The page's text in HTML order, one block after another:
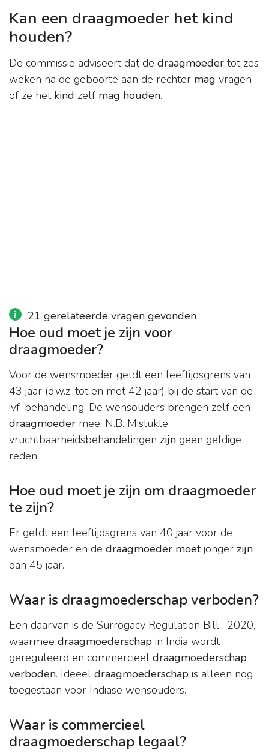
Kan een draagmoeder het kind
houden?
De commissie adviseert dat de draagmoeder tot zes
weken na de geboorte aan de rechter mag vragen
of ze het kind zelf mag houden.
21 gerelateerde vragen gevonden
Hoe oud moet je zijn voor
draagmoeder?
Voor de wensmoeder geldt een leeftijdsgrens van
43 jaar (d.w.z. tot en met 42 jaar) bij de start van de
ivf-behandeling. De wensouders brengen zelf een
draagmoeder mee. N.B. Mislukte
vruchtbaarheidsbehandelingen zijn geen geldige
reden.
Hoe oud moet je zijn om draagmoeder
te zijn?
Er geldt een leeftijdsgrens van 40 jaar voor de
wensmoeder en de draagmoeder moetjonger zijn
dan 45 jaar.
Waar is draagmoederschap verboden?
Een daarvan is de Surrogacy Regulation Bill , 2020,
waarmee draagmoederschap in India wordt
gereguleerd en commercieel draagmoederschap
verboden. Ideëel draagmoederschap is alleen nog
toegestaan voor Indiase wensouders.
Waar is commercieel
draagmoederschap legaal?